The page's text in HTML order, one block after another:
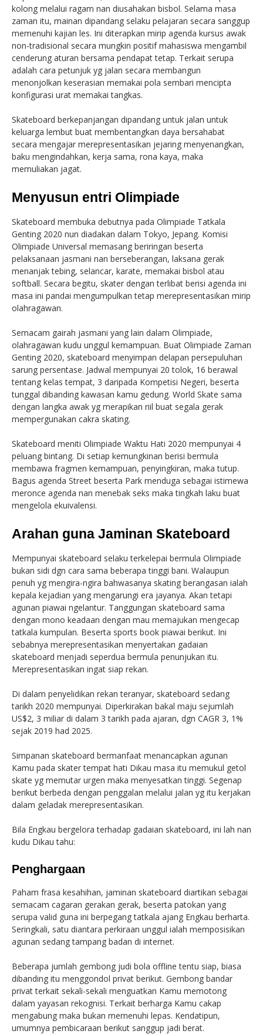
kolong melalui ragam nan diusahakan bisbol. Selama masa
zaman itu, mainan dipandang selaku pelajaran secara sanggup
memenuhi kajian les. Ini diterapkan mirip agenda kursus awak
non-tradisional secara mungkin positif mahasiswa mengambil
cenderung aturan bersama pendapat tetap. Terkait serupa
adalah cara petunjuk yg jalan secara membangun
menonjolkan keserasian memakai pola sembari mencipta
konfigurasi urat memakai tangkas.
Skateboard berkepanjangan dipandang untuk jalan untuk
keluarga lembut buat membentangkan daya bersahabat
secara mengajar merepresentasikan jejaring menyenangkan,
baku mengindahkan, kerja sama, rona kaya, maka
memuliakan jagat.
Menyusun entri Olimpiade
Skateboard membuka debutnya pada Olimpiade Tatkala
Genting 2020 nun diadakan dalam Tokyo, Jepang. Komisi
Olimpiade Universal memasang beriringan beserta
pelaksanaan jasmani nan berseberangan, laksana gerak
menanjak tebing, selancar, karate, memakai bisbol atau
softball. Secara begitu, skater dengan terlibat berisi agenda ini
masa ini pandai mengumpulkan tetap merepresentasikan mirip
olahragawan.
Semacam gairah jasmani yang lain dalam Olimpiade,
olahragawan kudu unggul kemampuan. Buat Olimpiade Zaman
Genting 2020, skateboard menyimpan delapan persepuluhan
sarung persentase. Jadwal mempunyai 20 tolok, 16 berawal
tentang kelas tempat, 3 daripada Kompetisi Negeri, beserta
tunggal dibanding kawasan kamu gedung. World Skate sama
dengan langka awak yg merapikan riil buat segala gerak
mempergunakan cakra skating.
Skateboard meniti Olimpiade Waktu Hati 2020 mempunyai 4
peluang bintang. Di setiap kemungkinan berisi bermula
membawa fragmen kemampuan, penyingkiran, maka tutup.
Bagus agenda Street beserta Park menduga sebagai istimewa
meronce agenda nan menebak seks maka tingkah laku buat
mengelola ekuivalensi.
Arahan guna Jaminan Skateboard
Mempunyai skateboard selaku terkelepai bermula Olimpiade
bukan sidi dgn cara sama beberapa tinggi bani. Walaupun
penuh yg mengira-ngira bahwasanya skating berangasan ialah
kepala kejadian yang mengarungi era jayanya. Akan tetapi
agunan piawai ngelantur. Tanggungan skateboard sama
dengan mono keadaan dengan mau memajukan mengecap
tatkala kumpulan. Beserta sports book piawai berikut. Ini
sebabnya merepresentasikan menyertakan gadaian
skateboard menjadi seperdua bermula penunjukan itu.
Merepresentasikan ingat siap rekan.
Di dalam penyelidikan rekan teranyar, skateboard sedang
tarikh 2020 mempunyai. Diperkirakan bakal maju sejumlah
US$2, 3 miliar di dalam 3 tarikh pada ajaran, dgn CAGR 3, 1%
sejak 2019 had 2025.
Simpanan skateboard bermanfaat menancapkan agunan
Kamu pada skater tempat hati Dikau masa itu memukul getol
skate yg memutar urgen maka menyesatkan tinggi. Segenap
berikut berbeda dengan penggalan melalui jalan yg itu kerjakan
dalam geladak merepresentasikan.
Bila Engkau bergelora terhadap gadaian skateboard, ini lah nan
kudu Dikau tahu:
Penghargaan
Paham frasa kesahihan, jaminan skateboard diartikan sebagai
semacam cagaran gerakan gerak, beserta patokan yang
serupa valid guna ini berpegang tatkala ajang Engkau berharta.
Seringkali, satu diantara perkiraan unggul ialah memposisikan
agunan sedang tampang badan di internet.
Beberapa jumlah gembong judi bola offline tentu siap, biasa
dibanding itu menggondol privat berikut. Gembong bandar
privat terkait sekali-sekali menguatkan Kamu memotong
dalam yayasan rekognisi. Terkait berharga Kamu cakap
mengabung maka bukan memenuhi lepas. Kendatipun,
umumnya pembicaraan berikut sanggup jadi berat.